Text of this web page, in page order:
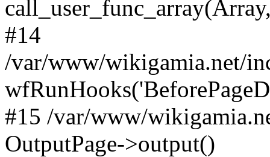
#14
/var/www/wikigamia.net/
#15 /var/www/
OutputPage->output()